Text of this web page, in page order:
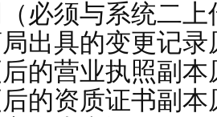
必须与系统二上
出具的变更记录
的营业执照副本
的资质证书副本